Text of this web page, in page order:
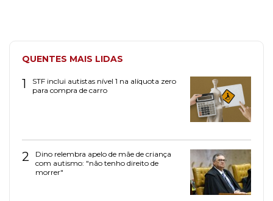
QUENTES MAIS LIDAS
1
STF inclui autistas nível 1 na alíquota zero
para compra de carro
2
Dino relembra apelo de mãe de criança
com autismo: "não tenho direito de
morrer"